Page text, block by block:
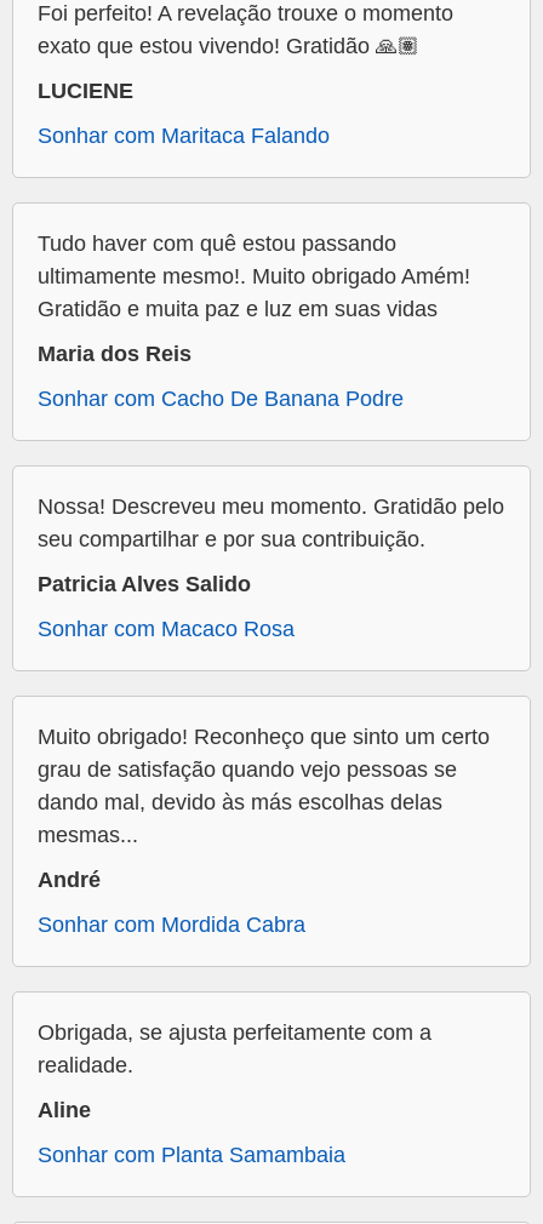
Foi perfeito! A revelação trouxe o momento
exato que estou vivendo! Gratidão 🙏🏽
LUCIENE
Sonhar com Maritaca Falando
Tudo haver com quê estou passando
ultimamente mesmo!. Muito obrigado Amém!
Gratidão e muita paz e luz em suas vidas
Maria dos Reis
Sonhar com Cacho De Banana Podre
Nossa! Descreveu meu momento. Gratidão pelo
seu compartilhar e por sua contribuição.
Patricia Alves Salido
Sonhar com Macaco Rosa
Muito obrigado! Reconheço que sinto um certo
grau de satisfação quando vejo pessoas se
dando mal, devido às más escolhas delas
mesmas...
André
Sonhar com Mordida Cabra
Obrigada, se ajusta perfeitamente com a
realidade.
Aline
Sonhar com Planta Samambaia